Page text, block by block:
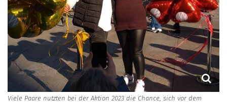
Viele Paare nutzten bei der Aktion 2023 die Chance, sich vor dem